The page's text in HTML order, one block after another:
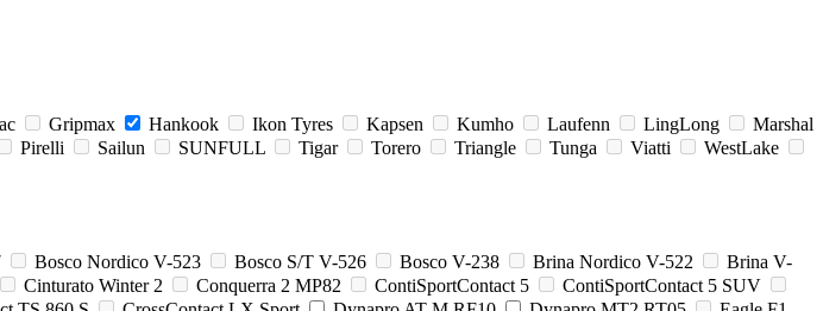
Gripmax Hankook Ikon Tyres Kapsen Kumho Laufenn LingLong
Marshal
Pirelli Sailun SUNFULL Tigar Torero Triangle Tunga Viatti
WestLake
Bosco Nordico V-523 Bosco S/T V-526 Bosco V-238 Brina Nordico V-522
Brina V-
Cinturato Winter 2 Conquerra 2 MP82 ContiSportContact 5
ContiSportContact 5 SUV